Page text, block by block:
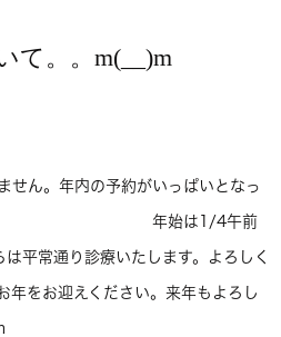
て。。m(__)m
内の予約がいっぱいとなっ
。 年始は1/4午前
平常通り診療いたします。よろしく
をお迎えください。来年もよろし